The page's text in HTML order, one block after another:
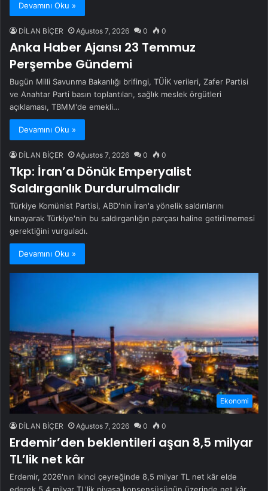
Devamını Oku »
DİLAN BİÇER Ağustos 7, 2026 0 0
Anka Haber Ajansı 23 Temmuz
Perşembe Gündemi
Bugün Milli Savunma Bakanlığı brifingi, TÜİK verileri, Zafer Partisi
ve Anahtar Parti basın toplantıları, sağlık meslek örgütleri
açıklaması, TBMM'de emekli…
Devamını Oku »
DİLAN BİÇER Ağustos 7, 2026 0 0
Tkp: İran’a Dönük Emperyalist
Saldırganlık Durdurulmalıdır
Türkiye Komünist Partisi, ABD'nin İran'a yönelik saldırılarını
kınayarak Türkiye'nin bu saldırganlığın parçası haline getirilmemesi
gerektiğini vurguladı.
Devamını Oku »
Ekonomi
DİLAN BİÇER Ağustos 7, 2026 0 0
Erdemir’den beklentileri aşan 8,5 milyar
TL’lik net kâr
Erdemir, 2026'nın ikinci çeyreğinde 8,5 milyar TL net kâr elde
ederek 5,4 milyar TL'lik piyasa konsensüsünün üzerinde net kâr